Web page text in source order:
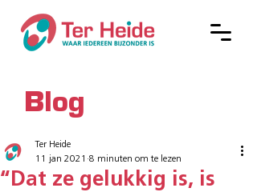
Blog
“Dat ze gelukkig is, is
Ter Heide
11 jan 2021 8 minuten om te lezen